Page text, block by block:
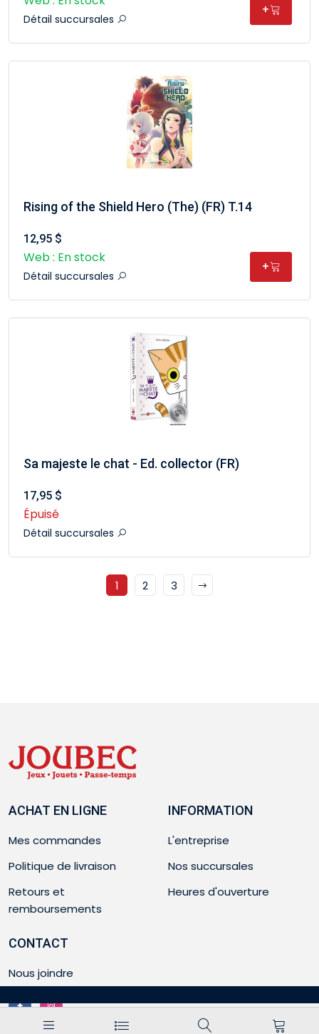
Détail succursales
+
Rising of the Shield Hero (The) (FR) T.14
12,95 $
Web : En stock
Détail succursales
+
Sa majeste le chat - Ed. collector (FR)
17,95 $
Épuisé
Détail succursales
1 2 3
ACHAT EN LIGNE
Mes commandes
Politique de livraison
Retours et
remboursements
INFORMATION
L'entreprise
Nos succursales
Heures d'ouverture
CONTACT
Nous joindre